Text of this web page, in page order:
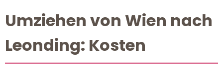
Umziehen von Wien nach
Leonding: Kosten